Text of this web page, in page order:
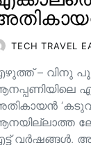
TECH TRAVEL
– വിനു
‘കടുവ
വർഷങ്ങൾ.